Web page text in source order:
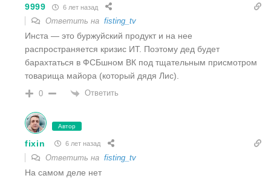
9999 6 лет назад
Ответить на fisting_tv
Инста — это буржуйский продукт и на нее
распространяется кризис ИТ. Поэтому дед будет
барахтаться в ФСБшном ВК под тщательным присмотром
товарища майора (который дядя Лис).
0 Ответить
Автор
fixin 6 лет назад
Ответить на fisting_tv
На самом деле нет